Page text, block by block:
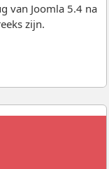
van Joomla 5.4 na
zijn.